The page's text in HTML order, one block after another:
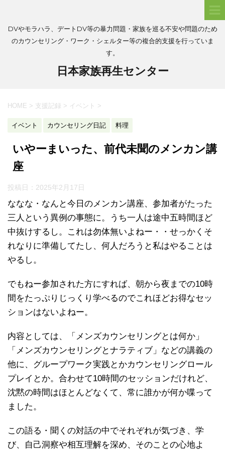
DVやモラハラ、デートDV等の暴力問題・家族を巡る不安や問題のため
のカウンセリング・ワーク・シェルター等の複合的支援を行っていま
す。
日本家族再生センター
HOME > 支援記録 > イベント >
イベント カウンセリング日記 料理
いやーまいった、前代未聞のメンカン講
座
投稿日： 2025年2月17日
ななな・なんと今日のメンカン講座、参加者がたった
三人という異例の事態に。うち一人は途中五時間ほど
中抜けするし。これは勿体無いよねー・・せっかくそ
れなりに準備してたし、何人だろうと私はやることは
やるし。
でもねー参加された方にすれば、朝から夜までの10時
間をたっぷりじっくり学べるのでこれほどお得なセッ
ションはないよねー。
内容としては、「メンズカウンセリングとは何か」
「メンズカウンセリングとナラティブ」などの講義の
他に、グループワーク実践とかカウンセリングロール
プレイとか。合わせて10時間のセッションだけれど、
沈黙の時間はほとんどなくて、常に誰かが何か喋って
ました。
この語る・聞くの対話の中でそれぞれが気づき、学
び、自己洞察や相互理解を深め、そのことの心地よ